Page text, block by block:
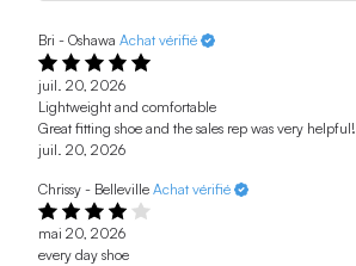
Bri - Oshawa Achat vérifié
juil. 20, 2026
Lightweight and comfortable
Great fitting shoe and the sales rep was very helpful!
juil. 20, 2026
Chrissy - Belleville Achat vérifié
mai 20, 2026
every day shoe